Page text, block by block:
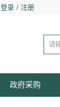
登录 / 注册
政府采购